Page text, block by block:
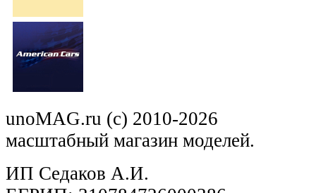
unoMAG.ru (c) 2010-2026
масштабный магазин моделей.
ИП Седаков А.И.